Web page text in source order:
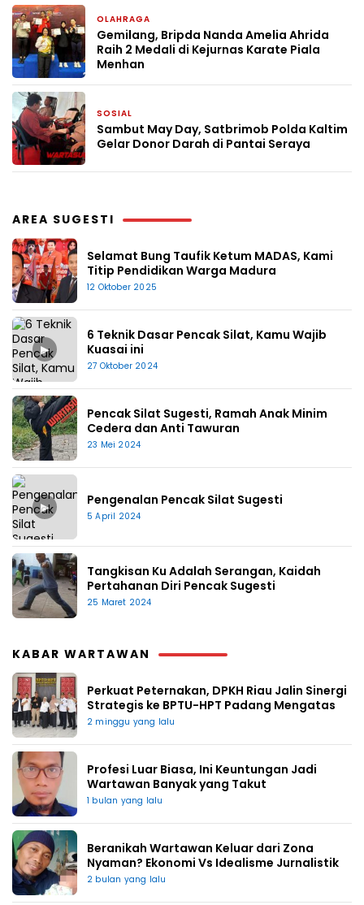
OLAHRAGA
Gemilang, Bripda Nanda Amelia Ahrida
Raih 2 Medali di Kejurnas Karate Piala
Menhan
SOSIAL
Sambut May Day, Satbrimob Polda Kaltim
Gelar Donor Darah di Pantai Seraya
AREA SUGESTI
Selamat Bung Taufik Ketum MADAS, Kami
Titip Pendidikan Warga Madura
12 Oktober 2025
▶
6 Teknik Dasar Pencak Silat, Kamu Wajib
Kuasai ini
27 Oktober 2024
Pencak Silat Sugesti, Ramah Anak Minim
Cedera dan Anti Tawuran
23 Mei 2024
▶ Pengenalan Pencak Silat Sugesti
5 April 2024
Tangkisan Ku Adalah Serangan, Kaidah
Pertahanan Diri Pencak Sugesti
25 Maret 2024
KABAR WARTAWAN
Perkuat Peternakan, DPKH Riau Jalin Sinergi
Strategis ke BPTU-HPT Padang Mengatas
2 minggu yang lalu
Profesi Luar Biasa, Ini Keuntungan Jadi
Wartawan Banyak yang Takut
1 bulan yang lalu
Beranikah Wartawan Keluar dari Zona
Nyaman? Ekonomi Vs Idealisme Jurnalistik
2 bulan yang lalu